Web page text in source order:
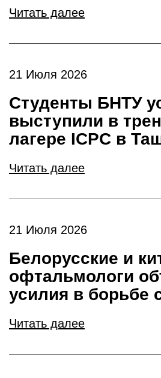
Читать далее
21 Июля 2026
Студенты БНТУ
выступили в
лагере ICPC в
Читать далее
21 Июля 2026
Белорусские и
офтальмологи
усилия в борьбе
Читать далее